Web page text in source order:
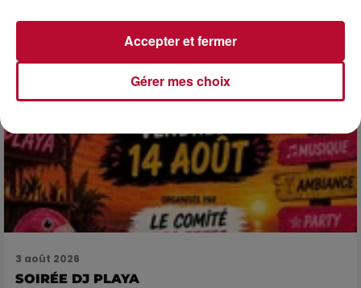
3 août 2026
SOIRÉE DJ PLAYA
Gérer mes choix
Accepter et fermer